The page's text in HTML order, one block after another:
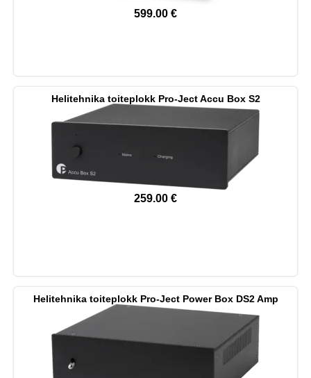
599.00 €
Helitehnika toiteplokk Pro-Ject Accu Box S2
259.00 €
Helitehnika toiteplokk Pro-Ject Power Box DS2 Amp